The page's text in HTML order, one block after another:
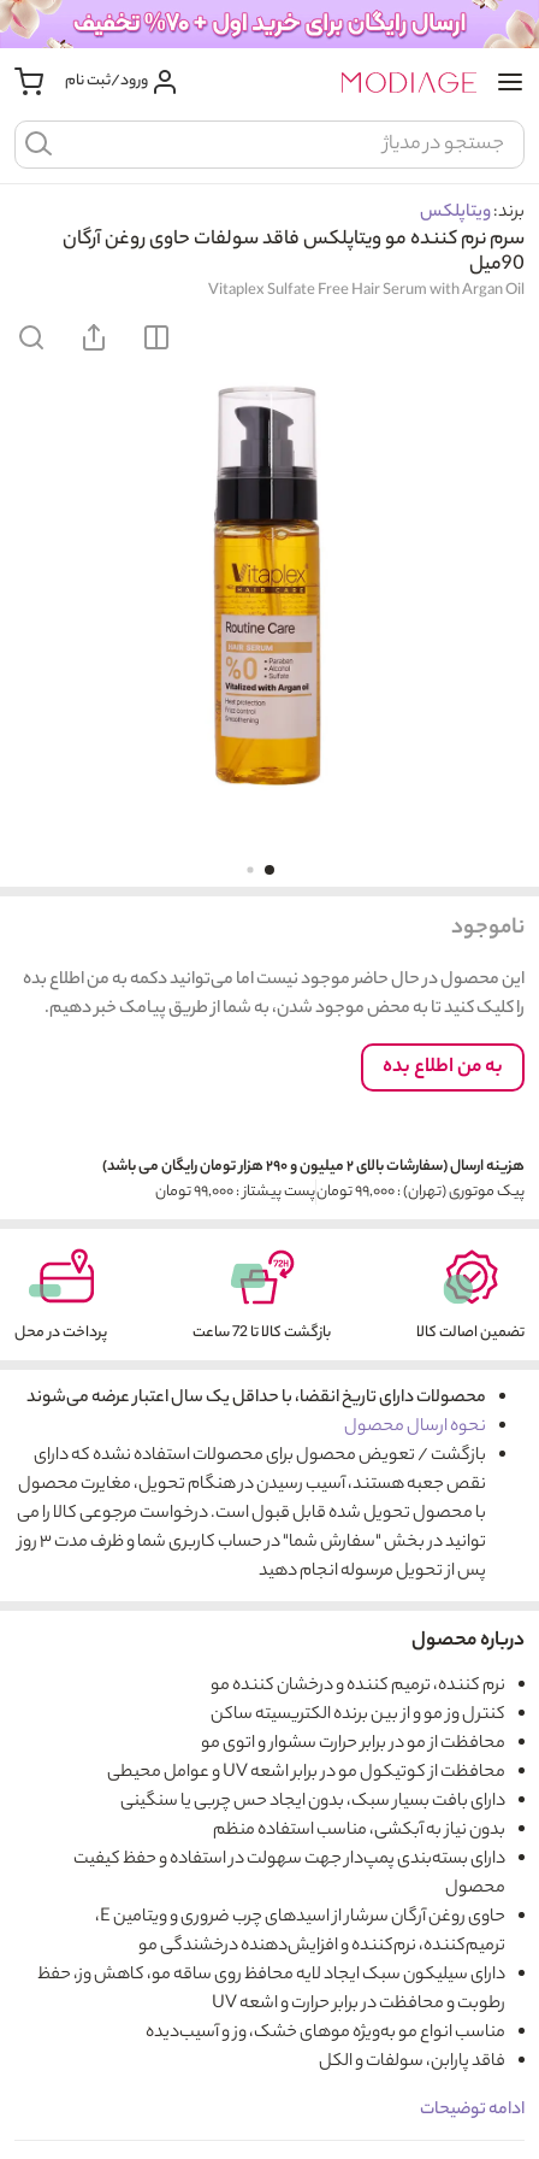
ورود/ثبت نام
برند:ویتاپلکس
سرم نرم کننده مو ویتاپلکس فاقد سولفات حاوی روغن آرگان
90میل
Vitaplex Sulfate Free Hair Serum with Argan Oil
ناموجود
این محصول در حال حاضر موجود نیست اما می‌توانید دکمه به من اطلاع بده
را کلیک کنید تا به محض موجود شدن، به شما از طریق پیامک خبر دهیم.
به من اطلاع بده
هزینه ارسال (سفارشات بالای ۲ میلیون و ۲۹۰ هزار تومان رایگان می باشد)
پیک موتوری (تهران) : ۹۹,۰۰۰ تومان
پست پیشتاز : ۹۹,۰۰۰ تومان
تضمین اصالت کالا بازگشت کالا تا 72 ساعت پرداخت در محل
محصولات دارای تاریخ انقضا، با حداقل یک سال اعتبار عرضه می‌شوند
نحوه ارسال محصول
بازگشت / تعویض محصول برای محصولات استفاده نشده که دارای
نقص جعبه هستند، آسیب رسیدن در هنگام تحویل، مغایرت محصول
با محصول تحویل شده قابل قبول است. درخواست مرجوعی کالا را می
توانید در بخش "سفارش شما" در حساب کاربری شما و ظرف مدت ۳ روز
پس از تحویل مرسوله انجام دهید
درباره محصول
نرم کننده، ترمیم کننده و درخشان کننده مو
کنترل وز مو و از بین برنده الکتریسیته ساکن
محافظت از مو در برابر حرارت سشوار و اتوی مو
محافظت از کوتیکول مو در برابر اشعه UV و عوامل محیطی
دارای بافت بسیار سبک، بدون ایجاد حس چربی یا سنگینی
بدون نیاز به آبکشی، مناسب استفاده منظم
دارای بسته‌بندی پمپ‌دار جهت سهولت در استفاده و حفظ کیفیت
محصول
حاوی روغن آرگان سرشار از اسیدهای چرب ضروری و ویتامین E،
ترمیم‌کننده، نرم‌کننده و افزایش‌دهنده درخشندگی مو
دارای سیلیکون سبک ایجاد لایه محافظ روی ساقه مو، کاهش وز، حفظ
رطوبت و محافظت در برابر حرارت و اشعه UV
مناسب انواع مو به‌ویژه موهای خشک، وز و آسیب‌دیده
فاقد پارابن، سولفات و الکل
ادامه توضیحات